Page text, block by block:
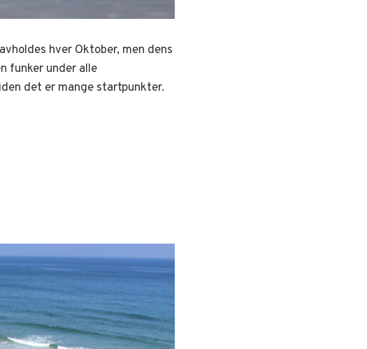
hver Oktober, men dens
funker under alle
det er mange startpunkter.